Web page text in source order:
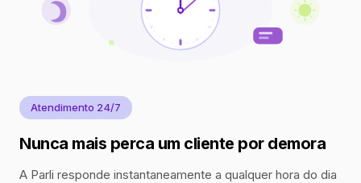
Atendimento 24/7
Nunca mais perca um cliente por demora
A Parli responde instantaneamente a qualquer hora do dia